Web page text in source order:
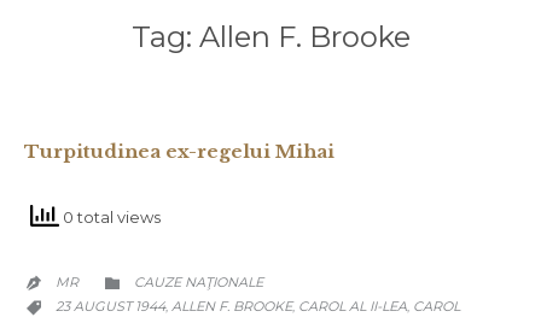
Tag: Allen F. Brooke
Turpitudinea ex-regelui Mihai
0 total views
 MR  CATEGORY
CAUZE NAŢIONALE
 CATEGORY
23 AUGUST 1944, ALLEN F. BROOKE, CAROL AL II-LEA, CAROL